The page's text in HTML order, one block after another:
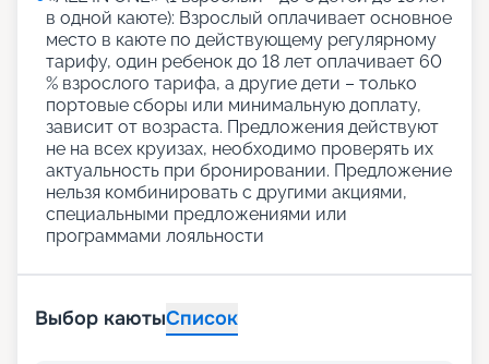
в одной каюте): Взрослый оплачивает основное
место в каюте по действующему регулярному
тарифу, один ребенок до 18 лет оплачивает 60
% взрослого тарифа, а другие дети – только
портовые сборы или минимальную доплату,
зависит от возраста. Предложения действуют
не на всех круизах, необходимо проверять их
актуальность при бронировании. Предложение
нельзя комбинировать с другими акциями,
специальными предложениями или
программами лояльности
Выбор каютыСписок